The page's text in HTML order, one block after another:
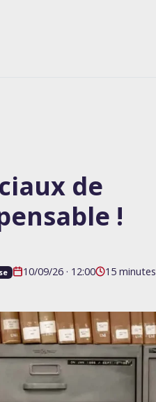
de
!
10/09/26 · 12:00 15 minutes